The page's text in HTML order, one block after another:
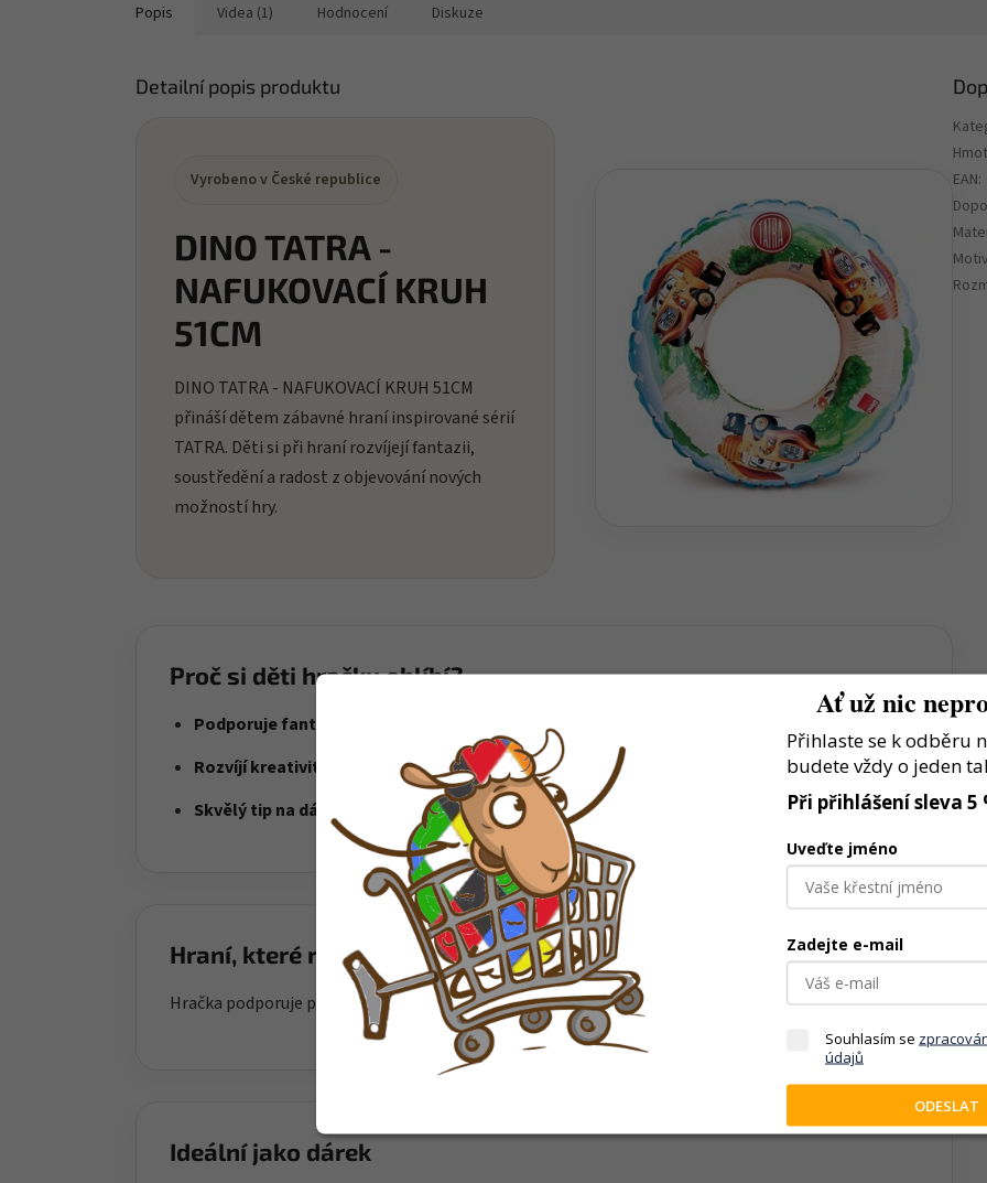
Popis Videa (1) Hodnocení Diskuze
Detailní popis produktu
Vyrobeno v České republice
DINO TATRA -
NAFUKOVACÍ KRUH
51CM
DINO TATRA - NAFUKOVACÍ KRUH 51CM
přináší dětem zábavné hraní inspirované sérií
TATRA. Děti si při hraní rozvíjejí fantazii,
soustředění a radost z objevování nových
možností hry.
Proč si děti hračku oblíbí?
Podporuje fantazii
– děti objevují svět hravou formou
Rozvíjí kreativitu
– ideální pro každodenní hraní
Skvělý tip na dárek
– radost i zábava v jednom
Hraní, které rozvíjí
Hračka podporuje přirozený rozvoj dítěte a motivuje děti k objevování, tvoření a kreativnímu hraní.
Ideální jako dárek
EAN:
Ať už nic
Přihlaste se k odběru
budete vždy o jeden
Při přihlášení sleva 5
Uveďte jméno
Zadejte e-mail
Souhlasím se
údajů
ODESLAT